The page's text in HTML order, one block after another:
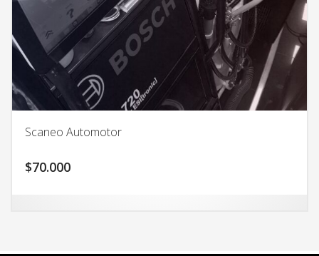
Scaneo Automotor
$70.000